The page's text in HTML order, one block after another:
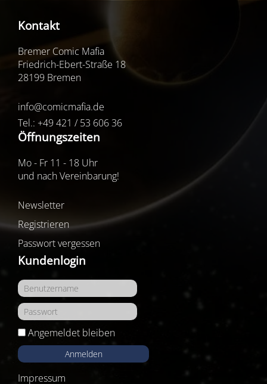
Kontakt
Bremer Comic Mafia
Friedrich-Ebert-Straße 18
28199 Bremen
info@comicmafia.de
Tel.: +49 421 / 53 606 36
Öffnungszeiten
Mo - Fr 11 - 18 Uhr
und nach Vereinbarung!
Newsletter
Registrieren
Passwort vergessen
Kundenlogin
Angemeldet bleiben
Anmelden
Impressum